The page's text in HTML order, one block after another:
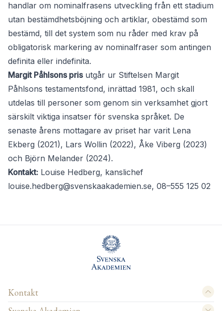
handlar om nominalfrasens utveckling från ett stadium
utan bestämdhetsböjning och artiklar, obestämd som
bestämd, till det system som nu råder med krav på
obligatorisk markering av nominalfraser som antingen
definita eller indefinita.
Margit Påhlsons prisutgår ur Stiftelsen Margit
Påhlsons testamentsfond, inrättad 1981, och skall
utdelas till personer som genom sin verksamhet gjort
särskilt viktiga insatser för svenska språket. De
senaste årens mottagare av priset har varit Lena
Ekberg (2021), Lars Wollin (2022), Åke Viberg (2023)
och Björn Melander (2024).
Kontakt: Louise Hedberg, kanslichef
louise.hedberg@svenskaakademien.se, 08–555 125 02
Kontakt